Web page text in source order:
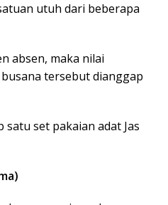
utuh dari beberapa
absen, maka nilai
tersebut dianggap
set pakaian adat Jas